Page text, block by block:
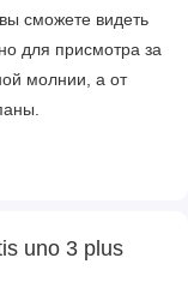
сможете видеть
для присмотра за
молнии, а от
сидеть –
uno 3 plus